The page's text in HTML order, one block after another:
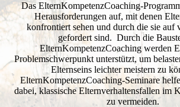
Das ElternKompetenzCoaching-
Herausforderungen auf, mit denen
konfrontiert sehen und durch die sie auf
gefordert sind. Durch die
ElternKompetenzCoaching werden
Problemschwerpunkt unterstützt, um
Elternseins leichter meistern zu
ElternKompetenzCoaching-Seminare
dabei, klassische Elternverhaltensfallen im
zu vermeiden.